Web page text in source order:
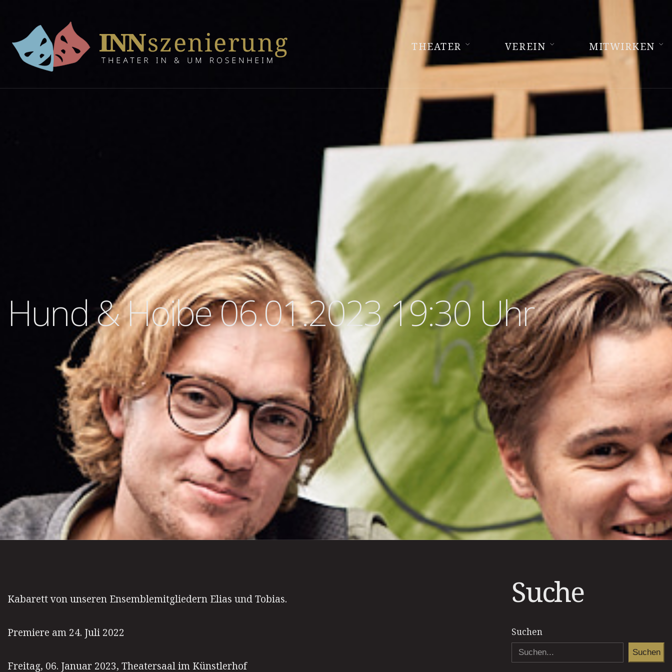
THEATER VEREIN MITWIRKEN
Hund & Hoibe 06.01.2023 19:30 Uhr
Kabarett von unseren Ensemblemitgliedern Elias und Tobias.
Premiere am 24. Juli 2022
Freitag, 06. Januar 2023, Theatersaal im Künstlerhof
Suche
Suchen
Suchen